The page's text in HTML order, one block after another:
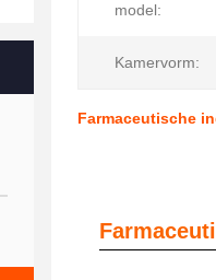
model:
Kamervorm:
Farmaceutische